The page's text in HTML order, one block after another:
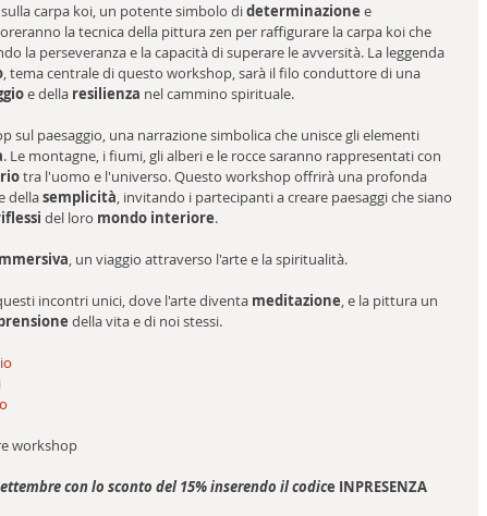
carpa koi, un potente simbolo di determinazione e
la tecnica della pittura zen per raffigurare la carpa koi che
la perseveranza e la capacità di superare le avversità. La leggenda
, tema centrale di questo workshop, sarà il filo conduttore di una
e della resilienza nel cammino spirituale.
sul paesaggio, una narrazione simbolica che unisce gli elementi
. Le montagne, i fiumi, gli alberi e le rocce saranno rappresentati con
tra l'uomo e l'universo. Questo workshop offrirà una profonda
della semplicità, invitando i partecipanti a creare paesaggi che siano
del loro mondo interiore.
, un viaggio attraverso l'arte e la spiritualità.
incontri unici, dove l'arte diventa meditazione, e la pittura un
della vita e di noi stessi.
workshop
con lo sconto del 15% inserendo il codice INPRESENZA